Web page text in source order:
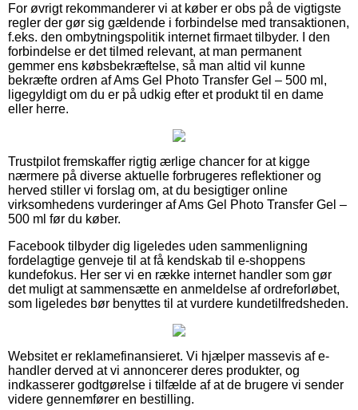
For øvrigt rekommanderer vi at køber er obs på de vigtigste
regler der gør sig gældende i forbindelse med transaktionen,
f.eks. den ombytningspolitik internet firmaet tilbyder. I den
forbindelse er det tilmed relevant, at man permanent
gemmer ens købsbekræftelse, så man altid vil kunne
bekræfte ordren af Ams Gel Photo Transfer Gel – 500 ml,
ligegyldigt om du er på udkig efter et produkt til en dame
eller herre.
Trustpilot fremskaffer rigtig ærlige chancer for at kigge
nærmere på diverse aktuelle forbrugeres reflektioner og
herved stiller vi forslag om, at du besigtiger online
virksomhedens vurderinger af Ams Gel Photo Transfer Gel –
500 ml før du køber.
Facebook tilbyder dig ligeledes uden sammenligning
fordelagtige genveje til at få kendskab til e-shoppens
kundefokus. Her ser vi en række internet handler som gør
det muligt at sammensætte en anmeldelse af ordreforløbet,
som ligeledes bør benyttes til at vurdere kundetilfredsheden.
Websitet er reklamefinansieret. Vi hjælper massevis af e-
handler derved at vi annoncerer deres produkter, og
indkasserer godtgørelse i tilfælde af at de brugere vi sender
videre gennemfører en bestilling.